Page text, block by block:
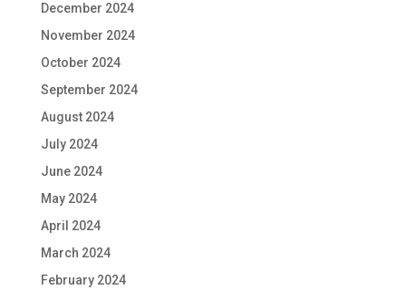
December 2024
November 2024
October 2024
September 2024
August 2024
July 2024
June 2024
May 2024
April 2024
March 2024
February 2024